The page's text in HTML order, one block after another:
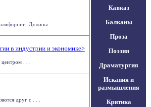
Долины . . .
в индустрии и экономике>
. . .
друг с . . .
Кавказ
Балканы
Проза
Поэзия
Драматургия
Искания и
размышления
Критика